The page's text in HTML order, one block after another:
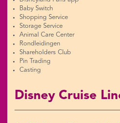
Baby Switch
Shopping Service
Storage Service
Animal Care Center
Rondleidingen
Shareholders Club
Pin Trading
Casting
Disney Cruise